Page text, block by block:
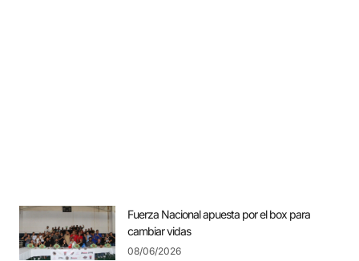
Fuerza Nacional apuesta por el box para
cambiar vidas
08/06/2026